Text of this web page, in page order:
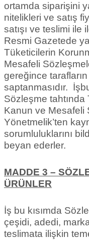
ortamda siparişini
nitelikleri ve satış
satışı ve teslimi ile
Resmi Gazetede
Tüketicilerin
Mesafeli
gereğince
saptanmasıdır.
Sözleşme tahtında
Kanun ve Mesafeli
Yönetmelik’ten
sorumluluklarını
beyan ederler.
MADDE 3 –
ÜRÜNLER
İş bu kısımda
çeşidi, adedi,
teslimata ilişkin